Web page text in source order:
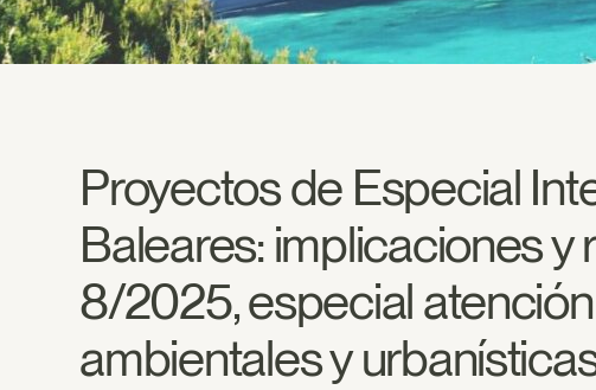
Proyectos de Especial
Baleares: implicaciones
8/2025, especial
ambientales y